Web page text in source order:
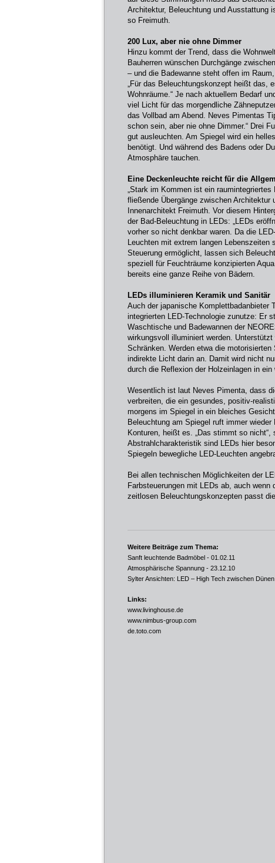
Architektur, Beleuchtung und Ausstattung
so Freimuth.
200 Lux, aber nie ohne Dimmer
Hinzu kommt der Trend, dass die
Bauherren wünschen Durchgänge
– und die Badewanne steht offen im
„Für das Beleuchtungskonzept heißt das,
Wohnräume.“ Je nach aktuellem Bedarf
viel Licht für das morgendliche
das Vollbad am Abend. Neves Pimentas
schon sein, aber nie ohne Dimmer.“ Drei
gut ausleuchten. Am Spiegel wird ein
benötigt. Und während des Badens oder
Atmosphäre tauchen.
Eine Deckenleuchte reicht für die
„Stark im Kommen ist ein
fließende Übergänge zwischen Architektur
Innenarchitekt Freimuth. Vor diesem
der Bad-Beleuchtung in LEDs: „LEDs
vorher so nicht denkbar waren. Da die
Leuchten mit extrem langen Lebenszeiten
Steuerung ermöglicht, lassen sich
speziell für Feuchträume konzipierten
bereits eine ganze Reihe von Bädern.
LEDs illuminieren Keramik und Sanitär
Auch der japanische Komplettbadanbieter
integrierten LED-Technologie zunutze: Er
Waschtische und Badewannen der
wirkungsvoll illuminiert werden.
Schränken. Werden etwa die
indirekte Licht darin an. Damit wird nicht
durch die Reflexion der Holzeinlagen in
Wesentlich ist laut Neves Pimenta, dass
verbreiten, die ein gesundes, positiv-
morgens im Spiegel in ein bleiches
Beleuchtung am Spiegel ruft immer
Konturen, heißt es. „Das stimmt so
Abstrahlcharakteristik sind LEDs hier
Spiegeln bewegliche LED-Leuchten
Bei allen technischen Möglichkeiten der
Farbsteuerungen mit LEDs ab, auch
zeitlosen Beleuchtungskonzepten passt
Weitere Beiträge zum Thema:
Sanft leuchtende Badmöbel - 01.02.11
Atmosphärische Spannung - 23.12.10
Sylter Ansichten: LED – High Tech zwischen Dünen
Links:
www.livinghouse.de
www.nimbus-group.com
de.toto.com